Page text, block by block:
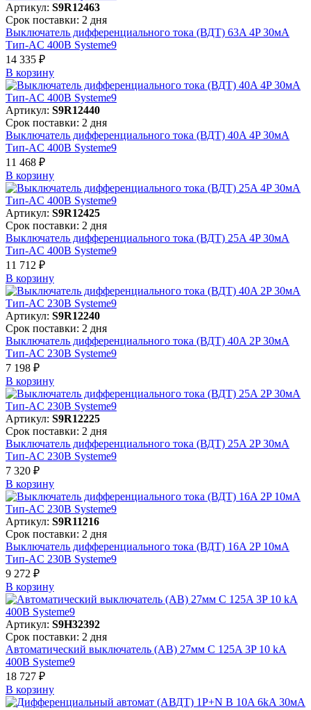
Артикул: S9R12463
Срок поставки: 2 дня
Выключатель дифференциального тока (ВДТ) 63A 4P 30мА
Тип-AC 400В Systeme9
14 335 ₽
В корзинy
Артикул: S9R12440
Срок поставки: 2 дня
Выключатель дифференциального тока (ВДТ) 40A 4P 30мА
Тип-AC 400В Systeme9
11 468 ₽
В корзинy
Артикул: S9R12425
Срок поставки: 2 дня
Выключатель дифференциального тока (ВДТ) 25A 4P 30мА
Тип-AC 400В Systeme9
11 712 ₽
В корзинy
Артикул: S9R12240
Срок поставки: 2 дня
Выключатель дифференциального тока (ВДТ) 40A 2P 30мА
Тип-AC 230В Systeme9
7 198 ₽
В корзинy
Артикул: S9R12225
Срок поставки: 2 дня
Выключатель дифференциального тока (ВДТ) 25A 2P 30мА
Тип-AC 230В Systeme9
7 320 ₽
В корзинy
Артикул: S9R11216
Срок поставки: 2 дня
Выключатель дифференциального тока (ВДТ) 16A 2P 10мА
Тип-AC 230В Systeme9
9 272 ₽
В корзинy
Артикул: S9H32392
Срок поставки: 2 дня
Автоматический выключатель (АВ) 27мм C 125A 3P 10 kA
400В Systeme9
18 727 ₽
В корзинy